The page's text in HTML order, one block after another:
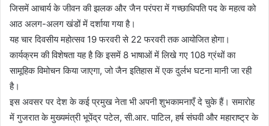
जिसमें आचार्य के जीवन की झलक और जैन परंपरा में गच्छाधिपति पद के महत्व को
आठ अलग-अलग खंडों में दर्शाया गया है।
यह चार दिवसीय महोत्सव 19 फरवरी से 22 फरवरी तक आयोजित होगा।
कार्यक्रम की विशेषता यह है कि इसमें 8 भाषाओं में लिखे गए 108 ग्रंथों का
सामूहिक विमोचन किया जाएगा, जो जैन इतिहास में एक दुर्लभ घटना मानी जा रही
है।
इस अवसर पर देश के कई प्रमुख नेता भी अपनी शुभकामनाएँ दे चुके हैं। समारोह
में गुजरात के मुख्यमंत्री भूपेंद्र पटेल, सी.आर. पाटिल, हर्ष संघवी और महाराष्ट्र के